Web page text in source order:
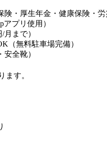
・厚生年金・健康保険・労
プリ使用）
まで）
（無料駐車場完備）
全靴）
す。